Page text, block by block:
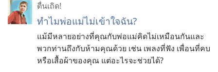
ตื่นเถิด!
ทำไมพ่อแม่ไม่เข้าใจฉัน?
แม้มีหลายอย่างที่คุณกับพ่อแม่คิดไม่เหมือนกันและ
พวกท่านถึงกับห้ามคุณด้วย เช่น เพลงที่ฟัง เพื่อนที่คบ
หรือเสื้อผ้าของคุณ แต่อะไรจะช่วยได้?